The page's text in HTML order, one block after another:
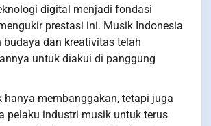
digital menjadi fondasi
prestasi ini. Musik Indonesia
budaya dan kreativitas telah
untuk diakui di panggung
hanya membanggakan, tetapi juga
pelaku industri musik untuk terus